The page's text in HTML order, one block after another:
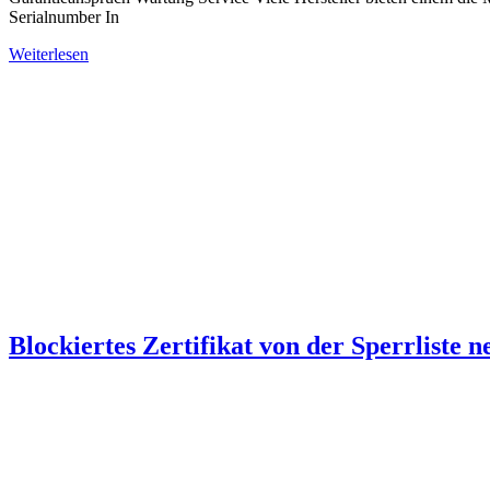
Serialnumber In
Weiterlesen
Blockiertes Zertifikat von der Sperrliste